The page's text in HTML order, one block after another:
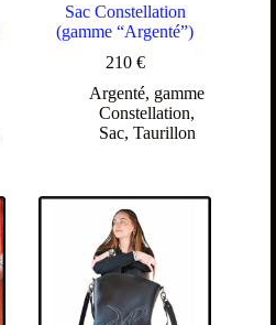
Sac Constellation
(gamme “Argenté”)
210 €
Argenté, gamme
Constellation,
Sac, Taurillon